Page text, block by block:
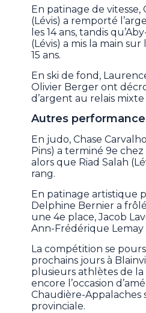
En patinage de vitesse,
(Lévis) a remporté
les 14 ans, tandis
(Lévis) a mis la main
15 ans.
En ski de fond,
Olivier Berger ont
d’argent au relais
Autres
En judo, Chase
Pins) a terminé 9e chez
alors que Riad Salah
rang.
En patinage artistique
Delphine Bernier a
une 4e place, Jacob
Ann-Frédérique Lemay
La compétition se
prochains jours à
plusieurs athlètes de
encore l’occasion
Chaudière-Appalaches
provinciale.